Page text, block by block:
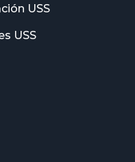
USS
USS